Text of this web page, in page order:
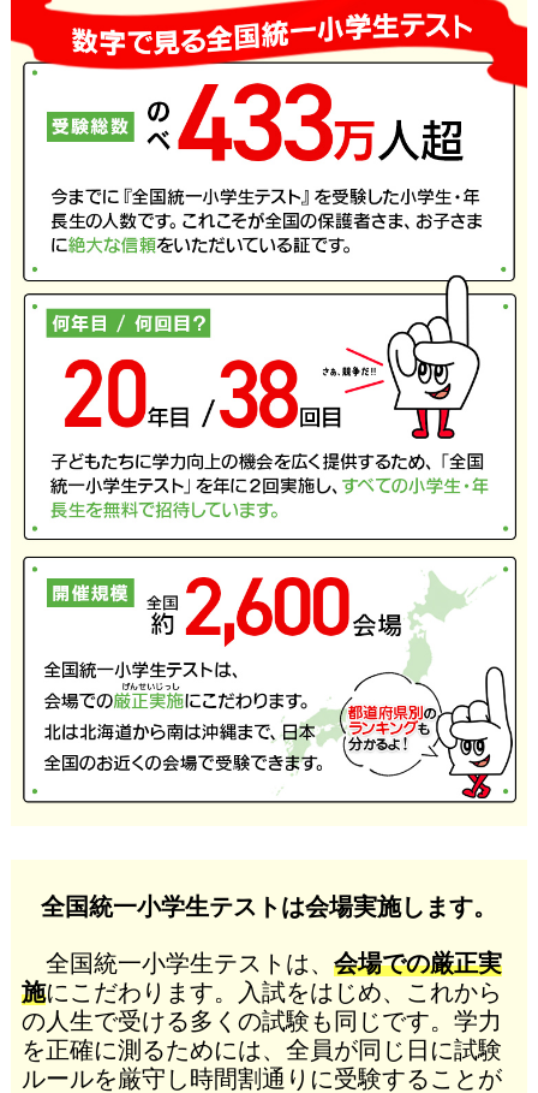
全国統一小学生テストは会場実施します。
全国統一小学生テストは、会場での厳正実
施にこだわります。入試をはじめ、これから
の人生で受ける多くの試験も同じです。学力
を正確に測るためには、全員が同じ日に試験
ルールを厳守し時間割通りに受験することが